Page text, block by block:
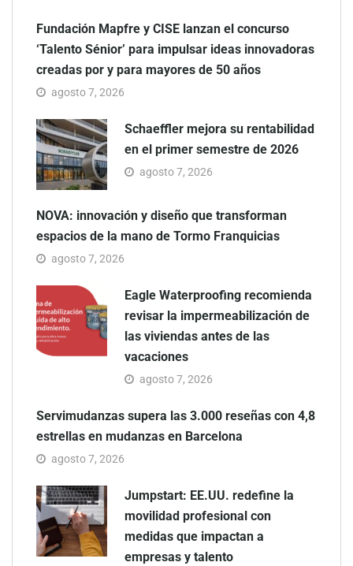
Fundación Mapfre y CISE lanzan el concurso
‘Talento Sénior’ para impulsar ideas innovadoras
creadas por y para mayores de 50 años
agosto 7, 2026
Schaeffler mejora su rentabilidad
en el primer semestre de 2026
agosto 7, 2026
NOVA: innovación y diseño que transforman
espacios de la mano de Tormo Franquicias
agosto 7, 2026
Eagle Waterproofing recomienda
revisar la impermeabilización de
las viviendas antes de las
vacaciones
agosto 7, 2026
Servimudanzas supera las 3.000 reseñas con 4,8
estrellas en mudanzas en Barcelona
agosto 7, 2026
Jumpstart: EE.UU. redefine la
movilidad profesional con
medidas que impactan a
empresas y talento